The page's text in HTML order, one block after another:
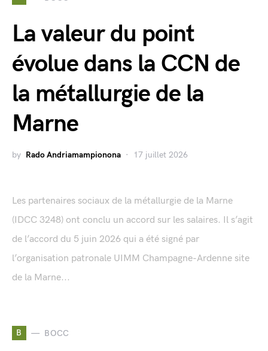
La valeur du point
évolue dans la CCN de
la métallurgie de la
Marne
by Rado Andriamampionona 17 juillet 2026
Les partenaires sociaux de la métallurgie de la Marne
(IDCC 3248) ont conclu un accord sur les salaires. Il s’agit
de l’accord du 5 juin 2026 qui a été signé par
l’organisation patronale UIMM Champagne-Ardenne site
de la Marne...
B BOCC